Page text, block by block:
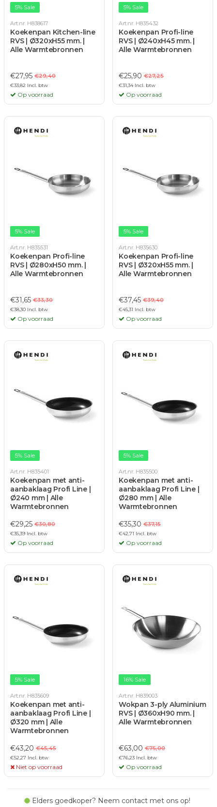
5% Sale
Art.nr. H838617
Koekenpan Kitchen-line
RVS | Ø320xH55 mm. |
Alle Warmtebronnen
€27,95 €29,40
€33,82 Incl. btw
Op voorraad
5% Sale
Art.nr. H835432
Koekenpan Profi-line
RVS | Ø240xH45 mm. |
Alle Warmtebronnen
€25,90 €27,25
€31,34 Incl. btw
Op voorraad
5% Sale
Art.nr. H835531
Koekenpan Profi-line
RVS | Ø280xH50 mm. |
Alle Warmtebronnen
€31,65 €33,30
€38,30 Incl. btw
Op voorraad
5% Sale
Art.nr. H835630
Koekenpan Profi-line
RVS | Ø320xH55 mm. |
Alle Warmtebronnen
€37,45 €39,40
€45,31 Incl. btw
Op voorraad
5% Sale
Art.nr. H835401
Koekenpan met anti-
aanbaklaag Profi Line |
Ø240 mm | Alle
Warmtebronnen
€29,25 €30,80
€35,39 Incl. btw
Op voorraad
5% Sale
Art.nr. H835500
Koekenpan met anti-
aanbaklaag Profi Line |
Ø280 mm | Alle
Warmtebronnen
€35,30 €37,15
€42,71 Incl. btw
Op voorraad
5% Sale
Art.nr. H835609
Koekenpan met anti-
aanbaklaag Profi Line |
Ø320 mm | Alle
Warmtebronnen
€43,20 €45,45
€52,27 Incl. btw
Niet op voorraad
16% Sale
Art.nr. H839003
Wokpan 3-ply Aluminium
RVS | Ø360xH90 mm. |
Alle Warmtebronnen
€63,00 €75,00
€76,23 Incl. btw
Op voorraad
Elders goedkoper? Neem contact met ons op!